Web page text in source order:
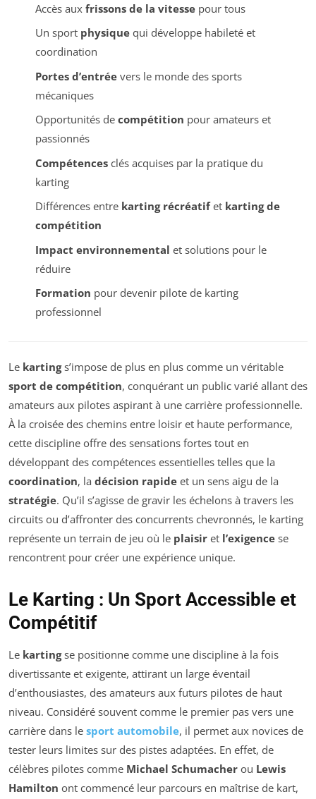
Accès aux frissons de la vitessepour tous
Un sport physiquequi développe habileté et
coordination
Portes d’entréevers le monde des sports
mécaniques
Opportunités de compétition pour amateurs et
passionnés
Compétencesclés acquises par la pratique du
karting
Différences entre karting récréatifet karting de
compétition
Impact environnemental et solutions pour le
réduire
Formation pour devenir pilote de karting
professionnel
Le kartings’impose de plus en plus comme un véritable
sport de compétition, conquérant un public varié allant des
amateurs aux pilotes aspirant à une carrière professionnelle.
À la croisée des chemins entre loisir et haute performance,
cette discipline offre des sensations fortes tout en
développant des compétences essentielles telles que la
coordination, la décision rapide et un sens aigu de la
stratégie. Qu’il s’agisse de gravir les échelons à travers les
circuits ou d’affronter des concurrents chevronnés, le karting
représente un terrain de jeu où le plaisir et l’exigence se
rencontrent pour créer une expérience unique.
Le Karting : Un Sport Accessible et
Compétitif
Le kartingse positionne comme une discipline à la fois
divertissante et exigente, attirant un large éventail
d’enthousiastes, des amateurs aux futurs pilotes de haut
niveau. Considéré souvent comme le premier pas vers une
carrière dans le sport automobile, il permet aux novices de
tester leurs limites sur des pistes adaptées. En effet, de
célèbres pilotes comme Michael Schumacher ou Lewis
Hamilton ont commencé leur parcours en maîtrise de kart,